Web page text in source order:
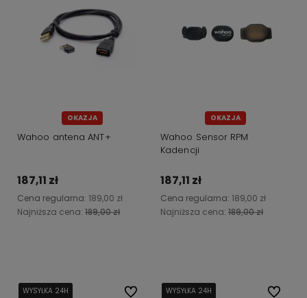
OKAZJA
Wahoo antena ANT+
187,11 zł
Cena regularna: 189,00 zł
Najniższa cena: 189,00 zł
OKAZJA
Wahoo Sensor RPM
Kadencji
187,11 zł
Cena regularna: 189,00 zł
Najniższa cena: 189,00 zł
WYSYŁKA 24H
WYSYŁKA 24H
WYSYŁKA 24H
WYSYŁKA 24H Do ulubionychWYSYŁKA 24H
WYSYŁKA 24H
WYSYŁKA 24H
WYSYŁKA 24H
WYSYŁKA 24H Do